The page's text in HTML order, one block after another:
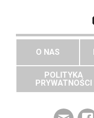
O NAS
POLITYKA
PRYWATNOŚCI